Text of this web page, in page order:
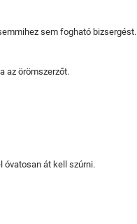
sem fogható bizsergést.
az örömszerzőt.
óvatosan át kell szúrni.